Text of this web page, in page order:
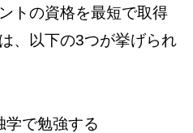
トの資格を最短で取得
、以下の3つが挙げられ
学で勉強する